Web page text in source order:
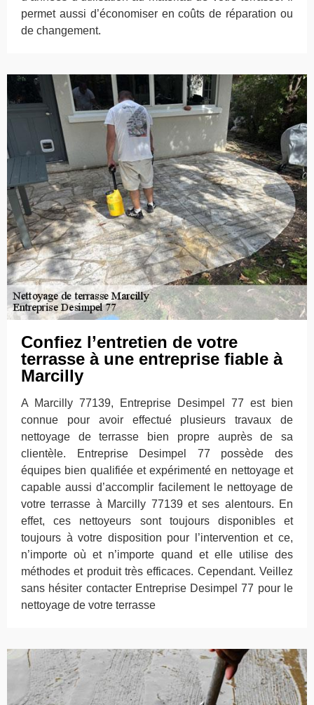
permet aussi d’économiser en coûts de réparation ou
de changement.
Confiez l’entretien de votre
terrasse à une entreprise fiable à
Marcilly
A Marcilly 77139, Entreprise Desimpel 77 est bien
connue pour avoir effectué plusieurs travaux de
nettoyage de terrasse bien propre auprès de sa
clientèle. Entreprise Desimpel 77 possède des
équipes bien qualifiée et expérimenté en nettoyage et
capable aussi d’accomplir facilement le nettoyage de
votre terrasse à Marcilly 77139 et ses alentours. En
effet, ces nettoyeurs sont toujours disponibles et
toujours à votre disposition pour l’intervention et ce,
n’importe où et n’importe quand et elle utilise des
méthodes et produit très efficaces. Cependant. Veillez
sans hésiter contacter Entreprise Desimpel 77 pour le
nettoyage de votre terrasse